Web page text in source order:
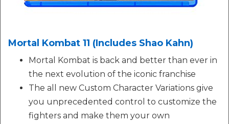
Mortal Kombat 11 (Includes Shao Kahn)
Mortal Kombat is back and better than ever in
the next evolution of the iconic franchise
The all new Custom Character Variations give
you unprecedented control to customize the
fighters and make them your own